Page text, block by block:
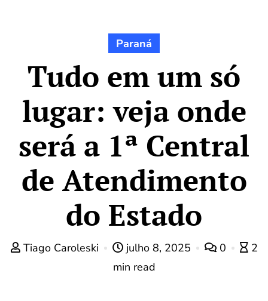
Paraná
Tudo em um só
lugar: veja onde
será a 1ª Central
de Atendimento
do Estado
Tiago Caroleski julho 8, 2025 0
2
min read